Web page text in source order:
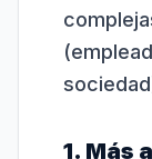
1. Más